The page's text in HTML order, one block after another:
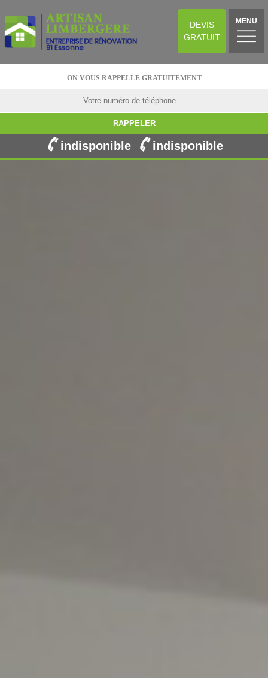
DEVIS
GRATUIT
MENU
ON VOUS RAPPELLE GRATUITEMENT
indisponible indisponible